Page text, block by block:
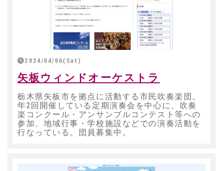
2024/04/06(Sat)
矢板ウィンドオーケストラ
栃木県矢板市を拠点に活動する市民吹奏楽団。
年2回開催している定期演奏会を中心に、吹奏
楽コンクール・アンサンブルコンテスト等への
参加、地域行事・学校施設などでの演奏活動を
行なっている。団員募集中。